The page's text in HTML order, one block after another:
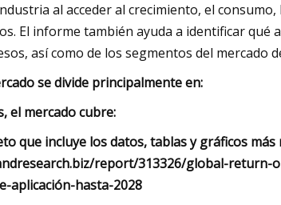
al acceder al crecimiento, el
El informe también ayuda a identificar qué
así como de los segmentos del mercado
se divide principalmente en:
el mercado cubre:
que incluye los datos, tablas y gráficos más
report/313326/global-
aplicación-hasta-2028